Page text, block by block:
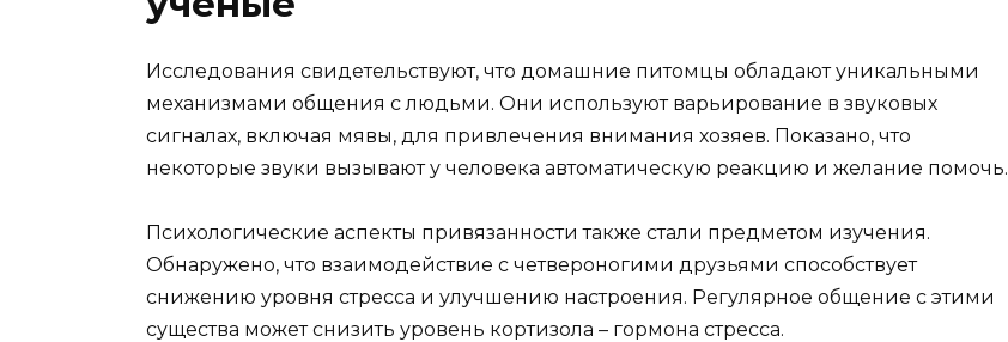
Исследования свидетельствуют, что домашние питомцы обладают уникальными
механизмами общения с людьми. Они используют варьирование в звуковых
сигналах, включая мявы, для привлечения внимания хозяев. Показано, что
некоторые звуки вызывают у человека автоматическую реакцию и желание помочь.
Психологические аспекты привязанности также стали предметом изучения.
Обнаружено, что взаимодействие с четвероногими друзьями способствует
снижению уровня стресса и улучшению настроения. Регулярное общение с этими
существа может снизить уровень кортизола – гормона стресса.